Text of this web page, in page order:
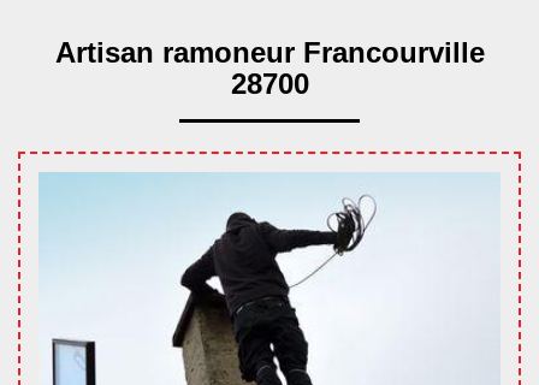
Artisan ramoneur Francourville
28700